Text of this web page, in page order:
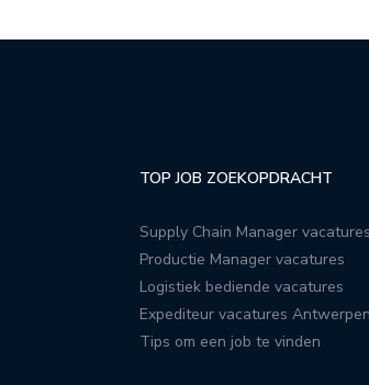
TOP JOB ZOEKOPDRACHT
Supply Chain Manager vacatures
Productie Manager vacatures
Logistiek bediende vacatures
Expediteur vacatures Antwerpen
Tips om een job te vinden